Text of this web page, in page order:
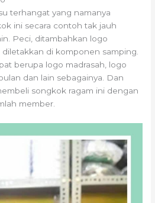
terhangat yang namanya
ini secara contoh tak jauh
Peci, ditambahkan logo
di komponen samping.
berupa logo madrasah, logo
dan lain sebagainya. Dan
songkok ragam ini dengan
member.